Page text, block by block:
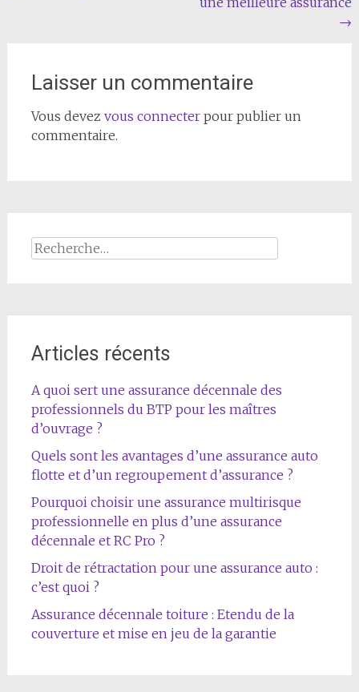
→
Laisser un commentaire
Vous devez vous connecterpour publier un
commentaire.
Rechercher :
Articles récents
A quoi sert une assurance décennale des
professionnels du BTP pour les maîtres
d’ouvrage ?
Quels sont les avantages d’une assurance auto
flotte et d’un regroupement d’assurance ?
Pourquoi choisir une assurance multirisque
professionnelle en plus d’une assurance
décennale et RC Pro ?
Droit de rétractation pour une assurance auto :
c’est quoi ?
Assurance décennale toiture : Etendu de la
couverture et mise en jeu de la garantie